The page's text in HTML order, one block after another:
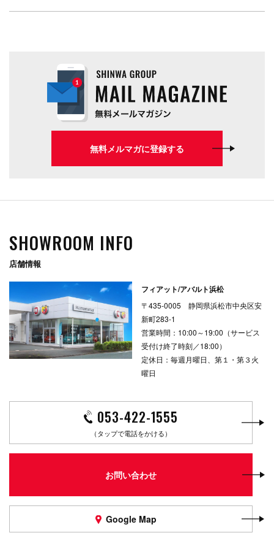
無料メルマガに登録する
SHOWROOM INFO
店舗情報
フィアット/アバルト浜松
〒435-0005 静岡県浜松市中央区安
新町283-1
営業時間：10:00～19:00（サービス
受付け終了時刻／18:00）
定休日：毎週月曜日、第１・第３火
曜日
053-422-1555
（タップで電話をかける）
お問い合わせ
Google Map